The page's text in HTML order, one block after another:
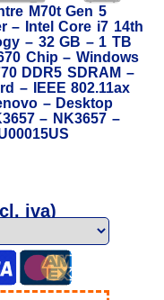
M70t Gen 5
– Intel Core i7 14th
– 32 GB – 1 TB
Chip – Windows
DDR5 SDRAM –
– IEEE 802.11ax
– Desktop
– NK3657 –
iva)